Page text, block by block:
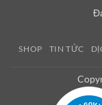
SHOP TIN TỨC